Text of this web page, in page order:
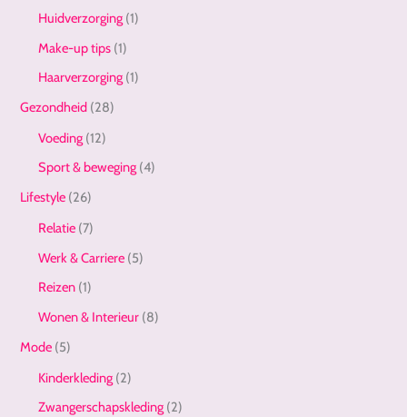
Huidverzorging (1)
Make-up tips (1)
Haarverzorging (1)
Gezondheid (28)
Voeding (12)
Sport & beweging (4)
Lifestyle (26)
Relatie (7)
Werk & Carriere (5)
Reizen (1)
Wonen & Interieur (8)
Mode (5)
Kinderkleding (2)
Zwangerschapskleding (2)